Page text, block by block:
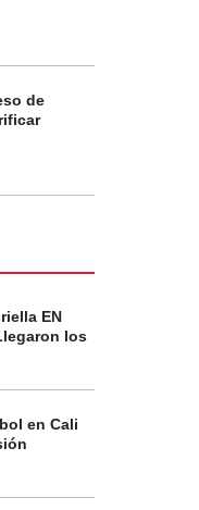
de
EN
los
en Cali